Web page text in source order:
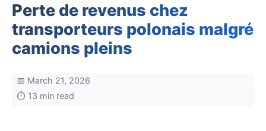
Perte de revenus chez
transporteurs polonais malgré
camions pleins
📅 March 21, 2026
⏱️ 13 min read